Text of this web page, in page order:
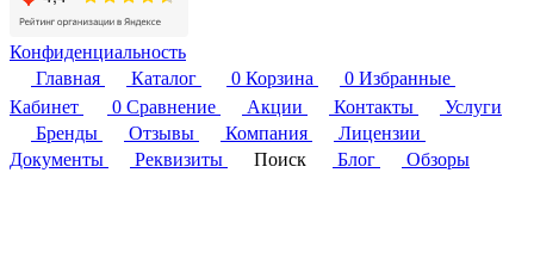
Конфиденциальность
Главная
Каталог 0 Корзина 0 Избранные
Кабинет
0 Сравнение Акции Контакты
Услуги
Бренды
Отзывы Компания
Лицензии
Документы
Реквизиты Поиск Блог Обзоры